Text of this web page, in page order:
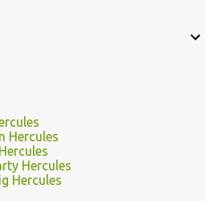
Hercules
Hercules
Hercules